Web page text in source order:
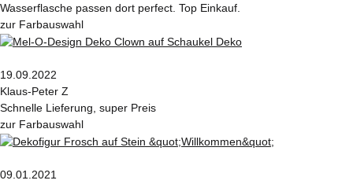
Wasserflasche passen dort perfect. Top Einkauf.
zur Farbauswahl
19.09.2022
Klaus-Peter Z
Schnelle Lieferung, super Preis
zur Farbauswahl
09.01.2021